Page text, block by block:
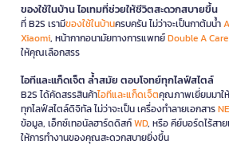
ของใช้ในบ้าน ไอเทมที่ช่วยให้ชีวิตสะดวกสบายขึ้น
ที่ B2S เรามีของใช้ในบ้านครบครัน ไม่ว่าจะเป็นกาต้มน้ำ
Xiaomi, หน้ากากอนามัยทางการแพทย์Double A Care
ให้คุณเลือกสรร
ไอทีและแก็ดเจ็ต ล้ำสมัย ตอบโจทย์ทุกไลฟ์สไตล์
B2S ได้คัดสรรสินค้าไอทีและแก็ดเจ็ตคุณภาพเยี่ยมมาใ
ทุกไลฟ์สไตล์ดิจิทัล ไม่ว่าจะเป็น เครื่องทำลายเอกสาร
ข้อมูล, เอ็กซ์เทอนัลฮาร์ดดิสก์WD, หรือ คีย์บอร์ดไร้สา
ให้การทำงานของคุณสะดวกสบายยิ่งขึ้น